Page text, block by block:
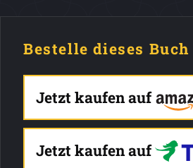
Bestelle dieses
Jetzt kaufen auf
Jetzt kaufen auf